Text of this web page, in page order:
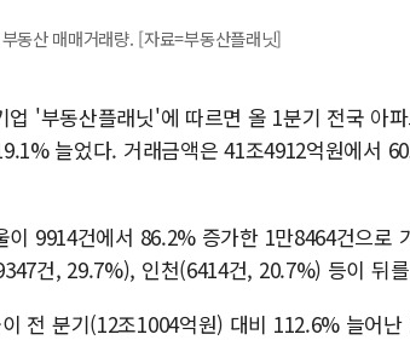
동산 매매거래량. [자료=부동산플래닛]
업 '부동산플래닛'에 따르면 올 1분기 전국 아
늘었다. 거래금액은 41조4912억원에서
이 9914건에서 86.2% 증가한 1만8464건으로
건, 29.7%), 인천(6414건, 20.7%) 등이 뒤
전 분기(12조1004억원) 대비 112.6% 늘어